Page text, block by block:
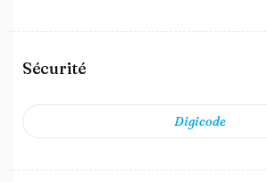
Sécurité
Digicode